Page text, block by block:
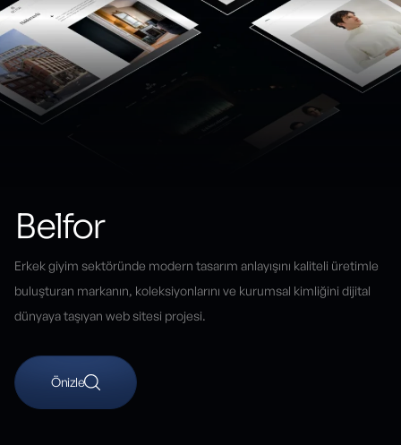
Belfor
Erkek giyim sektöründe modern tasarım anlayışını kaliteli üretimle
buluşturan markanın, koleksiyonlarını ve kurumsal kimliğini dijital
dünyaya taşıyan web sitesi projesi.
Önizle